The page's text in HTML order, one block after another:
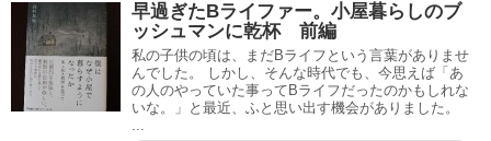
早過ぎたBライファー。小屋暮らしのブ
ッシュマンに乾杯 前編
私の子供の頃は、まだBライフという言葉がありませ
んでした。 しかし、そんな時代でも、今思えば「あ
の人のやっていた事ってBライフだったのかもしれな
いな。」と最近、ふと思い出す機会がありました。
...